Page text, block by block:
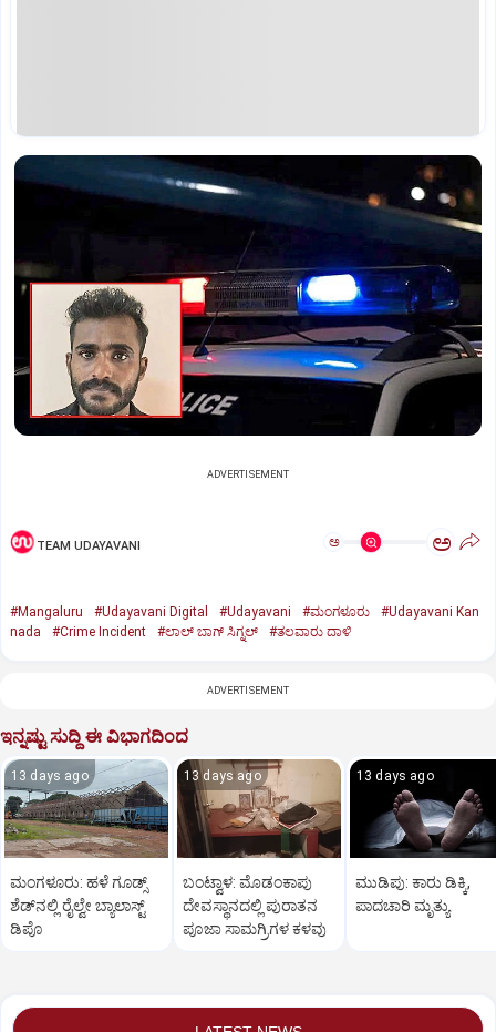
ADVERTISEMENT
TEAM UDAYAVANI ಅ ಅ
#Mangaluru #Udayavani Digital #Udayavani #ಮಂಗಳೂರು
#Udayavani Kan
nada
#Crime Incident #ಲಾಲ್‌ ಬಾಗ್‌ ಸಿಗ್ನಲ್‌ #ತಲವಾರು ದಾಳಿ
ADVERTISEMENT
ಇನ್ನಷ್ಟು ಸುದ್ದಿ ಈ ವಿಭಾಗದಿಂದ
13 days ago
ಮಂಗಳೂರು: ಹಳೆ ಗೂಡ್ಸ್‌
ಶೆಡ್‌ನ‌ಲ್ಲಿ ರೈಲ್ವೇ ಬ್ಯಾಲಾಸ್ಟ್‌
ಡಿಪೊ
13 days ago
ಬಂಟ್ವಾಳ: ಮೊಡಂಕಾಪು
ದೇವಸ್ಥಾನದಲ್ಲಿ ಪುರಾತನ
ಪೂಜಾ ಸಾಮಗ್ರಿಗಳ ಕಳವು
13 days ago
ಮುಡಿಪು: ಕಾರು ಡಿಕ್ಕಿ,
ಪಾದಚಾರಿ ಮೃತ್ಯು